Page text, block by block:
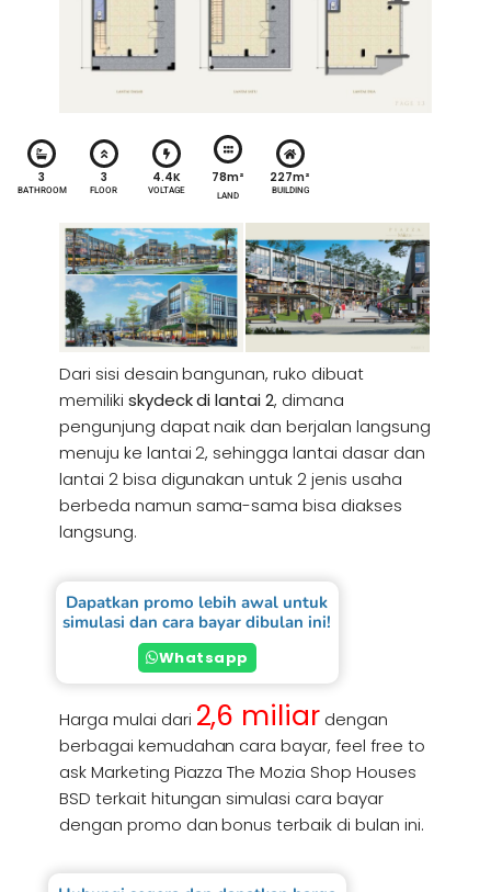
3
BATHROOM
3
FLOOR
4.4K
VOLTAGE
78m²
LAND
227m²
BUILDING
Dari sisi desain bangunan, ruko dibuat
memiliki skydeck di lantai 2, dimana
pengunjung dapat naik dan berjalan langsung
menuju ke lantai 2, sehingga lantai dasar dan
lantai 2 bisa digunakan untuk 2 jenis usaha
berbeda namun sama-sama bisa diakses
langsung.
Dapatkan promo lebih awal untuk
simulasi dan cara bayar dibulan ini!
Whatsapp
Harga mulai dari 2,6 miliar dengan
berbagai kemudahan cara bayar, feel free to
ask Marketing Piazza The Mozia Shop Houses
BSD terkait hitungan simulasi cara bayar
dengan promo dan bonus terbaik di bulan ini.